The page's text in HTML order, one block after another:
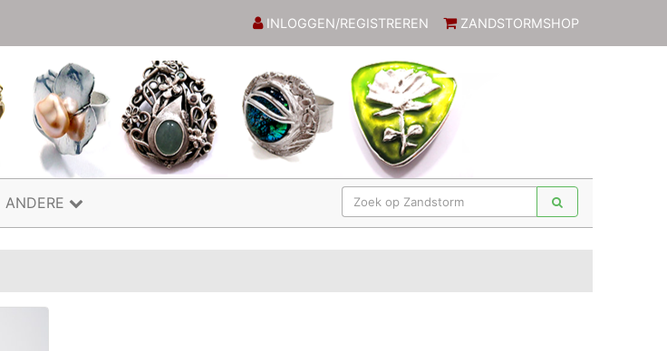
INLOGGEN/REGISTREREN ZANDSTORMSHOP
ANDERE